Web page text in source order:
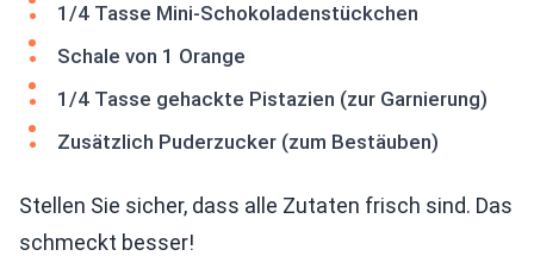
1/4 Tasse Mini-Schokoladenstückchen
Schale von 1 Orange
1/4 Tasse gehackte Pistazien (zur Garnierung)
Zusätzlich Puderzucker (zum Bestäuben)
Stellen Sie sicher, dass alle Zutaten frisch sind. Das
schmeckt besser!